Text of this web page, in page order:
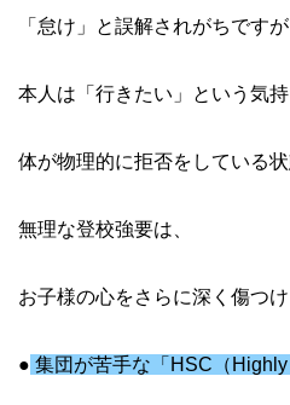
「怠け」と誤解されがちですが
本人は「行きたい」という気持
体が物理的に拒否をしている状
無理な登校強要は、
お子様の心をさらに深く傷つけ
● 集団が苦手な「HSC（